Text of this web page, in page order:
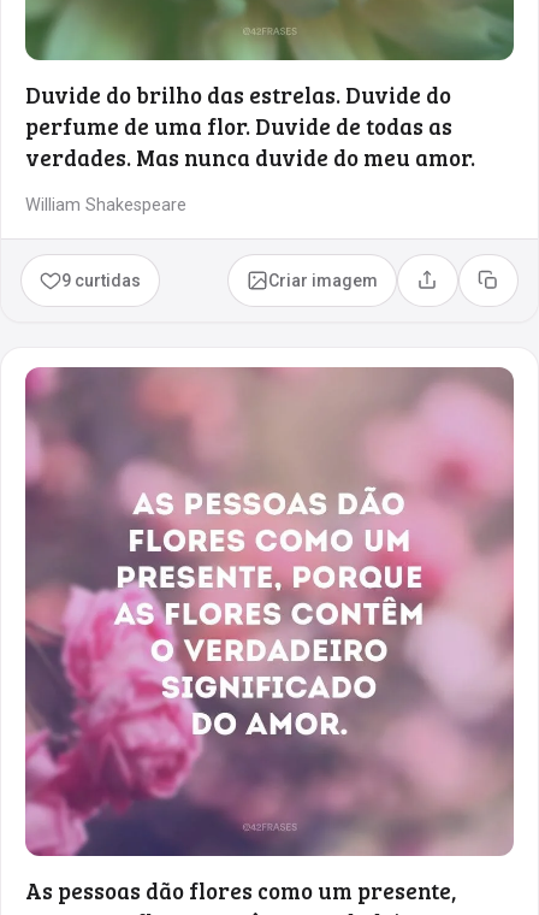
Duvide do brilho das estrelas. Duvide do
perfume de uma flor. Duvide de todas as
verdades. Mas nunca duvide do meu amor.
William Shakespeare
9 curtidas Criar imagem Compartilhar
Copiar
As pessoas dão flores como um presente,